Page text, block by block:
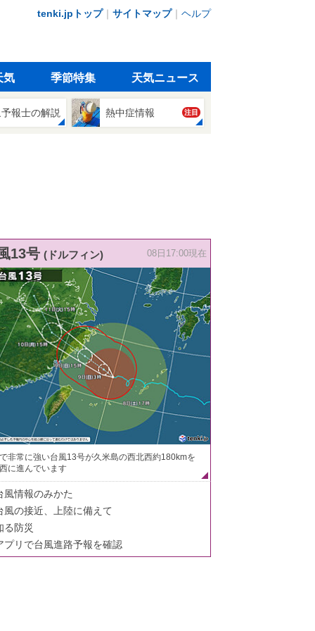
tenki.jpトップ｜ サイトマップ｜ ヘルプ
気 季節特集 天気ニュース
報士の解説 熱中症情報 注目
13号 (ドルフィン) 08日17:00現在
非常に強い台風13号が久米島の西北西約180kmを
に進んでいます
風情報のみかた
風の接近、上陸に備えて
る防災
プリで台風進路予報を確認